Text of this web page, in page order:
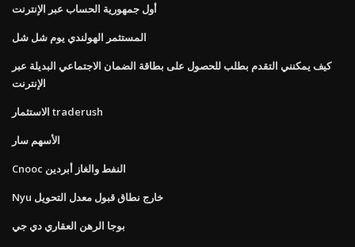
أول جمهورية الحساب عبر الإنترنت
المستثمر الهولندي يوم شل شل
كيف يمكنني التقدم بطلب للحصول على بطاقة الضمان الاجتماعي البديلة عبر
الإنترنت
الاستثمار traderush
الأسهم سار
Cnooc النفط والغاز أبردين
Nyu خارج نطاق قبول معدل التحويل
بوجا الرهن العقاري دي جي